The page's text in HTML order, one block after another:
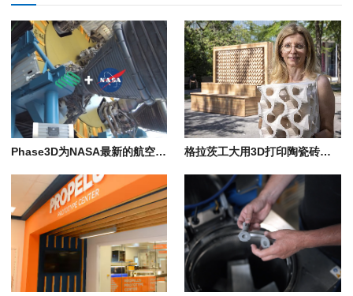
Phase3D为NASA最新的航空航天3D打印零部件鉴定研究提供支持 格拉茨工大用3D打印陶瓷砖降温近7°C，靠的是多孔粘土和蒸发冷却